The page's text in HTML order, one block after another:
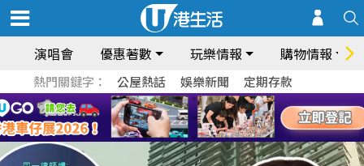
演唱會 優惠著數 玩樂情報 購物情報
熱門關鍵字： 公屋熱話 娛樂新聞 定期存款